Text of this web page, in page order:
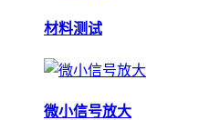
材料测试
微小信号放大